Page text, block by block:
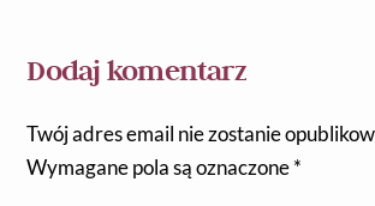
Dodaj komentarz
Twój adres email nie zostanie
Wymagane pola są oznaczone*